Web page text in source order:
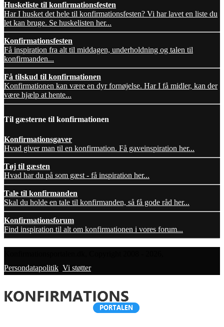
Huskeliste til konfirmationsfesten
Har I husket det hele til konfirmationsfesten? Vi har lavet en liste du
let kan bruge. Se huskelisten her...
Konfirmationsfesten
Få inspiration fra alt til middagen, underholdning og talen til
konfirmanden...
Få tilskud til konfirmationen
Konfirmationen kan være en dyr fornøjelse. Har I få midler, kan der
være hjælp at hente...
Til gæsterne til konfirmationen
Konfirmationsgaver
Hvad giver man til en konfirmation. Få gaveinspiration her...
Tøj til gæsten
Hvad har du på som gæst - få inspiration her...
Tale til konfirmanden
Skal du holde en tale til konfirmanden, så få gode råd her...
Konfirmationsforum
Find inspiration til alt om konfirmationen i vores forum...
Persondatapolitik Vi støtter